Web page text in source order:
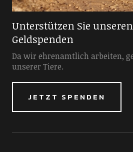
Unterstützen Sie
Geldspenden
Da wir ehrenamtlich arbeiten,
unserer Tiere.
JETZT SPENDEN